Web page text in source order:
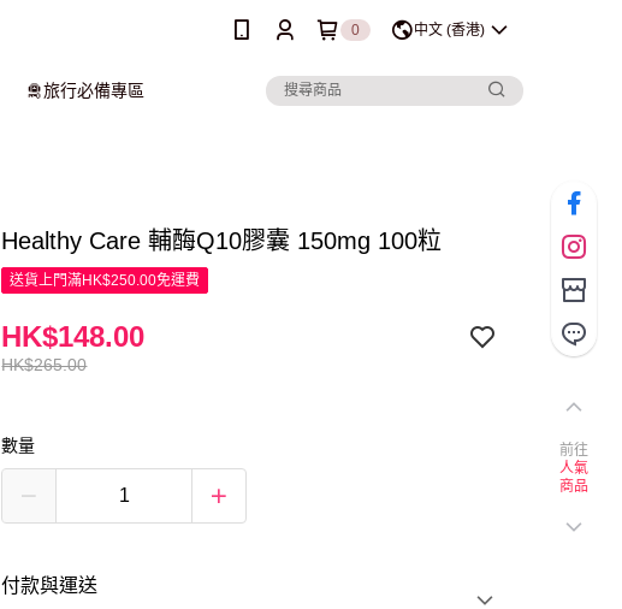
0 中文 (香港)
🛅旅行必備專區
Healthy Care 輔酶Q10膠囊 150mg 100粒
送貨上門滿HK$250.00免運費
HK$265.00
HK$148.00
數量
付款與運送
前往
人氣
商品